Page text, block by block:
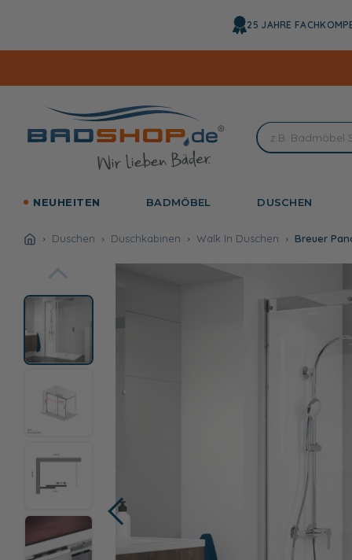
25 JAHRE
NEUHEITEN BADMÖBEL DUSCHEN
Duschen Duschkabinen Walk In Duschen Breuer